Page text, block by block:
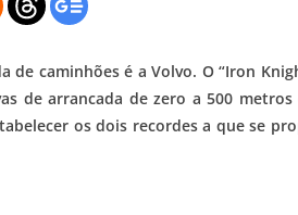
caminhões é a Volvo. O “Iron
de arrancada de zero a 500 metros
os dois recordes a que se